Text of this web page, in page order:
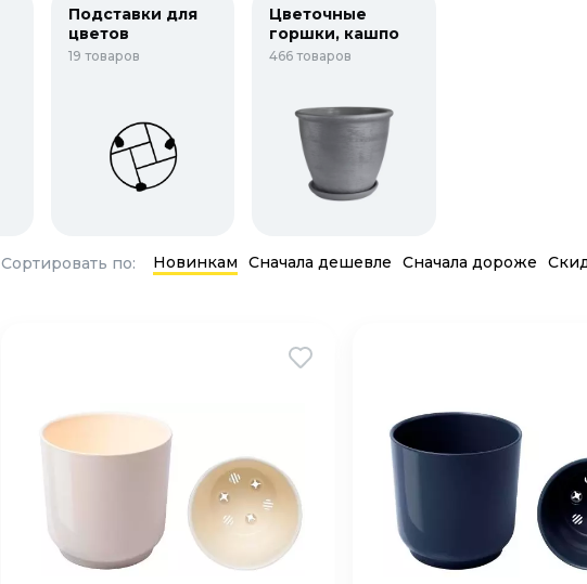
Подставки для
цветов
19 товаров
Цветочные
горшки, кашпо
466 товаров
Сортировать по: Новинкам Сначала дешевле Сначала дороже